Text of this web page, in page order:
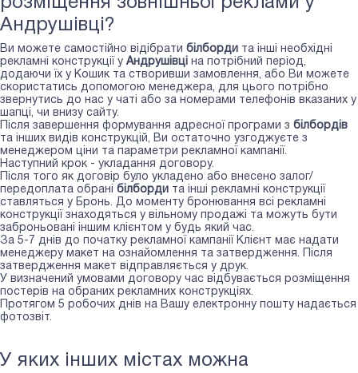
Андрушівці?
Ви можете самостійно відібрати білборди та інші необхідні
рекламні конструкції у Андрушівці на потрібний період,
додаючи їх у Кошик та створивши замовлення, або Ви можете
скористатись допомогою менеджера, для цього потрібно
звернутись до нас у чаті або за номерами телефонів вказаних у
шапці, чи внизу сайту.
Після завершення формування адресної програми з білбордів
та інших видів конструкцій, Ви остаточно узгоджуєте з
менеджером ціни та параметри рекламної кампанії.
Наступний крок - укладання договору.
Після того як договір було укладено або внесено залог/
передоплата обрані білборди та інші рекламні конструкції
ставляться у Бронь. До моменту бронювання всі рекламні
конструкції знаходяться у вільному продажі та можуть бути
заброньовані іншим клієнтом у будь який час.
За 5-7 днів до початку рекламної кампанії Клієнт має надати
менеджеру макет на ознайомлення та затвердження. Після
затвердження макет відправляється у друк.
У визначений умовами договору час відбувається розміщення
постерів на обраних рекламних конструкціях.
Протягом 5 робочих днів на Вашу електронну пошту надається
фотозвіт.
У яких інших містах можна